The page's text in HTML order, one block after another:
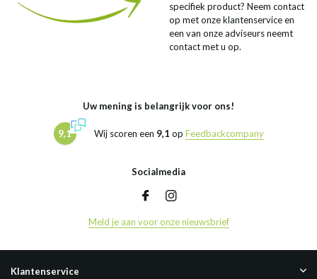
specifiek product? Neem contact
op met onze klantenservice en
een van onze adviseurs neemt
contact met u op.
Uw mening is belangrijk voor ons!
9,1 Wij scoren een 9,1 op Feedbackcompany
Socialmedia
Meld je aan voor onze nieuwsbrief
Klantenservice